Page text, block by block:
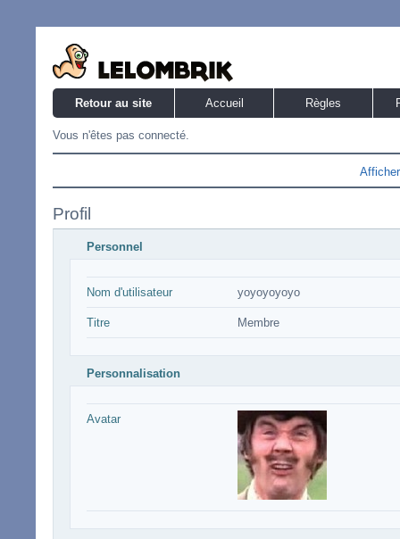
Retour au site Accueil Règles
Vous n'êtes pas connecté.
Profil
Personnel
Nom d'utilisateur yoyoyoyoyo
Titre Membre
Personnalisation
Avatar